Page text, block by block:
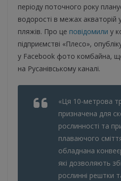
періоду поточного року
водорості в межах акваторій
пляжів. Про це повідомили у
підприємстві «Плесо»,
у Facebook фото комбайна,
на Русанівському каналі.
«Ця 10-метрова
призначена для
рослинності та
плаваючого
обладнана
які дозволяють
рослинні рештки